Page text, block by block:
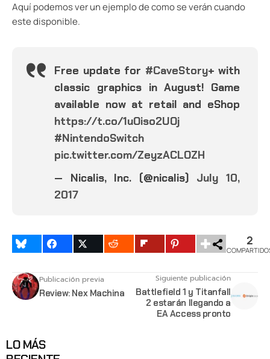
Aquí podemos ver un ejemplo de como se verán cuando
este disponible.
Free update for #CaveStory+ with
classic graphics in August! Game
available now at retail and eShop
https://t.co/1uOiso2UOj
#NintendoSwitch
pic.twitter.com/ZeyzACLOZH
— Nicalis, Inc. (@nicalis) July 10,
2017
2
Publicación previa
Review: Nex Machina
Siguiente publicación
Battlefield 1 y Titanfall
2 estarán llegando a
EA Access pronto
LO MÁS